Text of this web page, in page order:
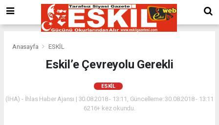
Anasayfa ESKİL
Eskil’e Çevreyolu Gerekli
ESKİL
(İHA) - İhlas Haber Ajansı | 30.08.2018 - 13:11, Güncelleme: 30.08.2018 - 13:11
6216+ kez okundu.